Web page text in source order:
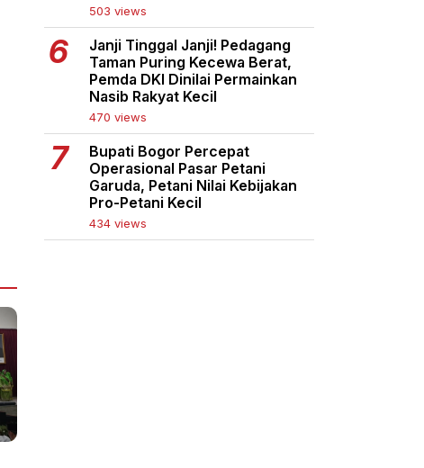
503 views
Janji Tinggal Janji! Pedagang
Taman Puring Kecewa Berat,
Pemda DKI Dinilai Permainkan
Nasib Rakyat Kecil
470 views
Bupati Bogor Percepat
Operasional Pasar Petani
Garuda, Petani Nilai Kebijakan
Pro-Petani Kecil
434 views